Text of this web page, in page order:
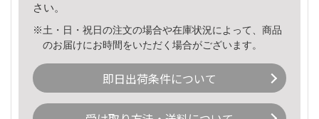
さい。
※土・日・祝日の注文の場合や在庫状況によって、商品
のお届けにお時間をいただく場合がございます。
即日出荷条件について